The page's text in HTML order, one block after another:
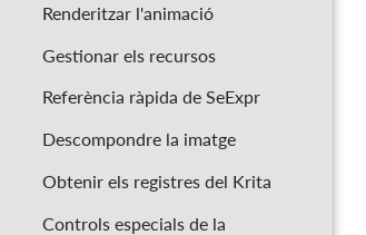
Renderitzar l'animació
Gestionar els recursos
Referència ràpida de SeExpr
Descompondre la imatge
Obtenir els registres del Krita
Controls especials de la